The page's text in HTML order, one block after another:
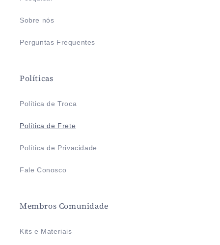
Sobre nós
Perguntas Frequentes
Políticas
Política de Troca
Política de Frete
Política de Privacidade
Fale Conosco
Membros Comunidade
Kits e Materiais